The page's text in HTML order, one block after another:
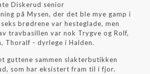
Diskerud senior
på Mysen, der det ble mye gamp i
brødrene var hesteglade, men
travbasillen var nok Trygve og Rolf,
Thoralf - dyrlege i Halden.
guttene sammen slakterbutikken
som har eksistert fram til i fjor.